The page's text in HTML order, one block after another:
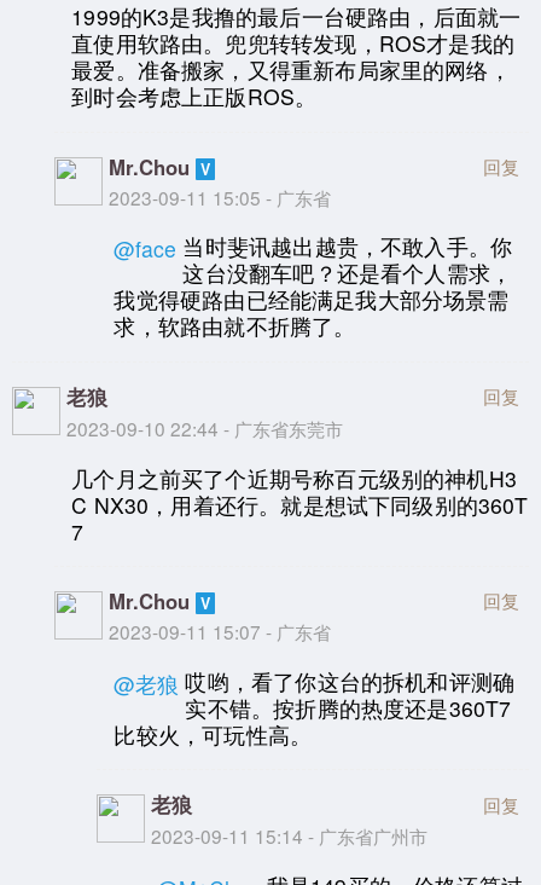
1999的K3是我撸的最后一台硬路由，后面就一
直使用软路由。兜兜转转发现，ROS才是我的
最爱。准备搬家，又得重新布局家里的网络，
到时会考虑上正版ROS。
Mr.Chou
2023-09-11 15:05 - 广东省
回复
@face 当时斐讯越出越贵，不敢入手。你
这台没翻车吧？还是看个人需求，
我觉得硬路由已经能满足我大部分场景需
求，软路由就不折腾了。
老狼
2023-09-10 22:44 - 广东省东莞市
回复
几个月之前买了个近期号称百元级别的神机H3
C NX30，用着还行。就是想试下同级别的360T
7
Mr.Chou
2023-09-11 15:07 - 广东省
回复
@老狼 哎哟，看了你这台的拆机和评测确
实不错。按折腾的热度还是360T7
比较火，可玩性高。
老狼
2023-09-11 15:14 - 广东省广州市
回复